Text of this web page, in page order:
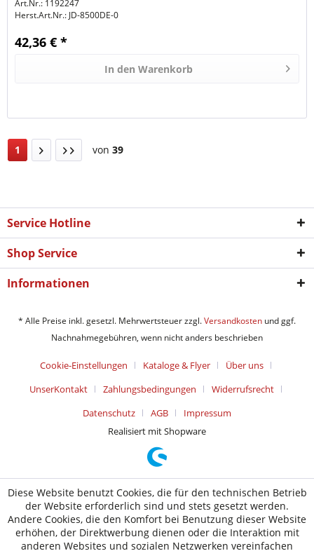
Art.Nr.: 1192247
Herst.Art.Nr.: JD-8500DE-0
42,36 € *
In den Warenkorb
1 von 39
Service Hotline
Shop Service
Informationen
* Alle Preise inkl. gesetzl. Mehrwertsteuer zzgl.Versandkosten und ggf.
Nachnahmegebühren, wenn nicht anders beschrieben
Cookie-Einstellungen Kataloge & Flyer
Über uns
UnserKontakt
Zahlungsbedingungen
Widerrufsrecht
Datenschutz
AGB
Impressum
Realisiert mit Shopware
Diese Website benutzt Cookies, die für den technischen Betrieb
der Website erforderlich sind und stets gesetzt werden.
Andere Cookies, die den Komfort bei Benutzung dieser Website
erhöhen, der Direktwerbung dienen oder die Interaktion mit
anderen Websites und sozialen Netzwerken vereinfachen